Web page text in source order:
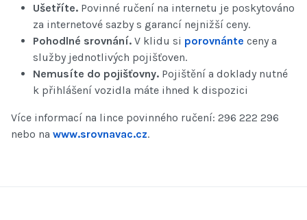
Ušetříte. Povinné ručení na internetu je poskytováno
za internetové sazby s garancí nejnižší ceny.
Pohodlné srovnání. V klidu si porovnánte ceny a
služby jednotlivých pojišťoven.
Nemusíte do pojišťovny. Pojištění a doklady nutné
k přihlášení vozidla máte ihned k dispozici
Více informací na lince povinného ručení: 296 222 296
nebo na www.srovnavac.cz.